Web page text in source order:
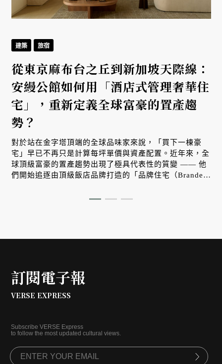
建築 旅宿
從東京麻布台之丘到新加坡天際線：
安縵公館如何用「酒店式管理奢華住
宅」，重新定義全球富豪的置產趨
勢？
對於站在金字塔頂端的全球品味家來說，「買下一棟豪
宅」早已不再只是計算每坪單價與資產配置。近年來，全
球頂級富豪的置產趨勢出現了極具代表性的質變 —— 他
們開始追逐由頂級飯店品牌打造的「品牌住宅（Branded
（Aman）推出的「安縵公館（Aman Residences）」，
訂閱電子報
VERSE EXPRESS
Subscribe VERSE Express
to follow the most updated cultural views.